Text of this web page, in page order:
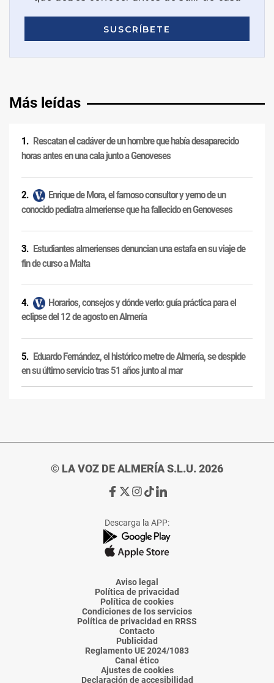
Más leídas
Rescatan el cadáver de un hombre que había desaparecido
horas antes en una cala junto a Genoveses
Enrique de Mora, el famoso consultor y yerno de un
conocido pediatra almeriense que ha fallecido en Genoveses
Estudiantes almerienses denuncian una estafa en su viaje de
fin de curso a Malta
Horarios, consejos y dónde verlo: guía práctica para el
eclipse del 12 de agosto en Almería
Eduardo Fernández, el histórico metre de Almería, se despide
en su último servicio tras 51 años junto al mar
© LA VOZ DE ALMERÍA S.L.U. 2026
Ir
de
La
Voz
Almería
Ir
de
La
Voz
Almería
Ir
de
La
Voz
Almería
Ir
de
La
Voz
Almería
Ir
de
La
Voz
Descarga la APP:
Aviso legal
Política de privacidad
Política de cookies
Condiciones de los servicios
Política de privacidad en RRSS
Contacto
Publicidad
Reglamento UE 2024/1083
Canal ético
Ajustes de cookies
Declaración de accesibilidad